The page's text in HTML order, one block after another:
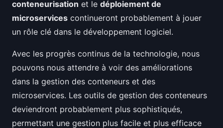
conteneurisation et le déploiement de
microservices continueront probablement à jouer
un rôle clé dans le développement logiciel.
Avec les progrès continus de la technologie, nous
pouvons nous attendre à voir des améliorations
dans la gestion des conteneurs et des
microservices. Les outils de gestion des conteneurs
deviendront probablement plus sophistiqués,
permettant une gestion plus facile et plus efficace